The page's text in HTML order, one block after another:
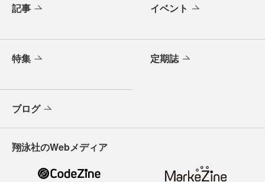
記事 イベント
特集 定期誌
ブログ
翔泳社のWebメディア